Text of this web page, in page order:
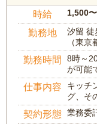
時給 1,500
勤務地
汐留 徒
（東京
勤務時間
8時～
が可能
仕事内容
キッチ
グ、そ
契約形態 業務委